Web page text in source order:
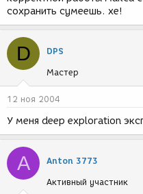
сохранить сумеешь. хе!
D DPS
Мастер
12 ноя 2004
У меня deep exploration
A Anton 3773
Активный участник